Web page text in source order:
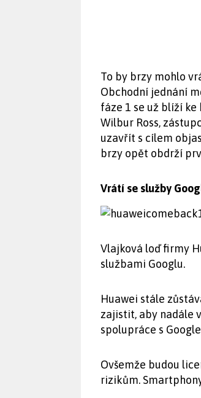
To by brzy mohlo
Obchodní jednání
fáze 1 se už blíží ke
Wilbur Ross,
uzavřít s cílem
brzy opět obdrží
Vrátí se služby
Vlajková loď firmy
službami Googlu.
Huawei stále
zajistit, aby nadále
spolupráce s
Ovšemže budou
rizikům.